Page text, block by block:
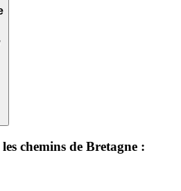
chemins de Bretagne :